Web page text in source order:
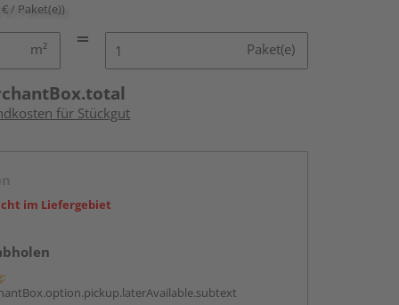
/ Paket(e))
m² Paket(e)
für Stückgut
im Liefergebiet